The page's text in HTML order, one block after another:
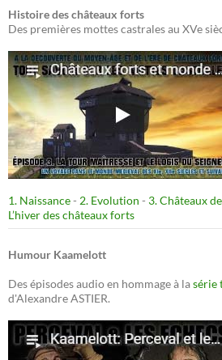
Histoire des châteaux forts
Des premières mottes castrales au XVe
1. Naissance- 2. Evolution - 3. Châteaux
L’hiver des châteaux forts
Humour Kaamelott
Des épisodes audio en hommage à lasérie
d'Alexandre ASTIER.